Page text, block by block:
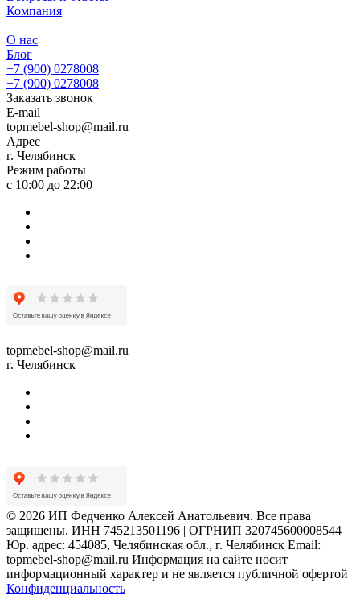
Компания
О нас
Блог
+7 (900) 0278008
+7 (900) 0278008
Заказать звонок
E-mail
topmebel-shop@mail.ru
Адрес
г. Челябинск
Режим работы
с 10:00 до 22:00
topmebel-shop@mail.ru
г. Челябинск
© 2026 ИП Федченко Алексей Анатольевич. Все права
защищены. ИНН 745213501196 | ОГРНИП 320745600008544
Юр. адрес: 454085, Челябинская обл., г. Челябинск Email:
topmebel-shop@mail.ru Информация на сайте носит
информационный характер и не является публичной офертой
Конфиденциальность